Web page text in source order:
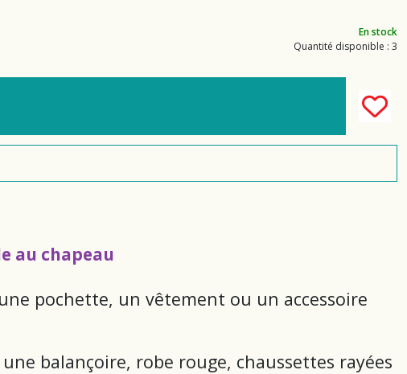
En stock
Quantité disponible : 3
au chapeau
pochette, un vêtement ou un accessoire
balançoire, robe rouge, chaussettes rayées